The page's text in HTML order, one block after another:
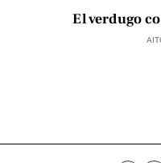
El verdugo